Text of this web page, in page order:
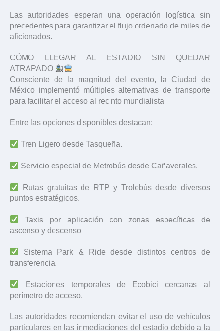
Las autoridades esperan una operación logística sin
precedentes para garantizar el flujo ordenado de miles de
aficionados.
CÓMO LLEGAR AL ESTADIO SIN QUEDAR
ATRAPADO
Consciente de la magnitud del evento, la Ciudad de
México implementó múltiples alternativas de transporte
para facilitar el acceso al recinto mundialista.
Entre las opciones disponibles destacan:
Tren Ligero desde Tasqueña.
Servicio especial de Metrobús desde Cañaverales.
Rutas gratuitas de RTP y Trolebús desde diversos
puntos estratégicos.
Taxis por aplicación con zonas específicas de
ascenso y descenso.
Sistema Park & Ride desde distintos centros de
transferencia.
Estaciones temporales de Ecobici cercanas al
perímetro de acceso.
Las autoridades recomiendan evitar el uso de vehículos
particulares en las inmediaciones del estadio debido a la